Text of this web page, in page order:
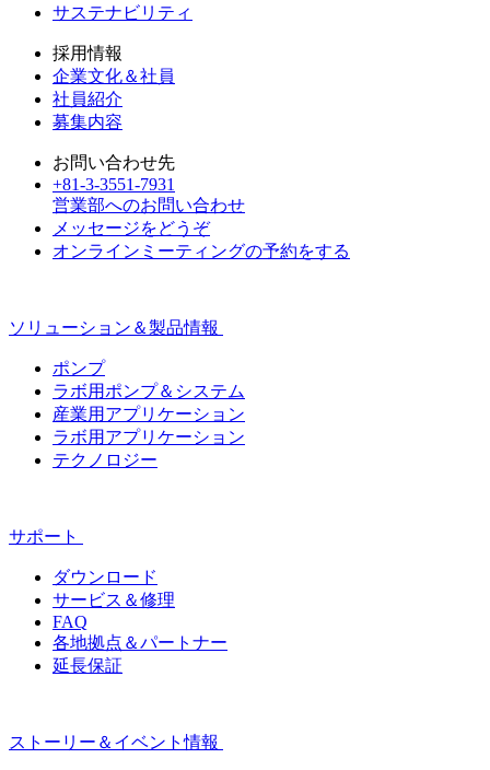
サステナビリティ
採用情報
企業文化＆社員
社員紹介
募集内容
お問い合わせ先
+81-3-3551-7931
営業部へのお問い合わせ
メッセージをどうぞ
オンラインミーティングの予約をする
ソリューション＆製品情報
ポンプ
ラボ用ポンプ＆システム
産業用アプリケーション
ラボ用アプリケーション
テクノロジー
サポート
ダウンロード
サービス＆修理
FAQ
各地拠点＆パートナー
延長保証
ストーリー＆イベント情報